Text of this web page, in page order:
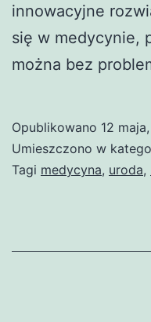
innowacyjne
się w medycynie,
można bez
Opublikowano 12
Umieszczono w
Tagi medycyna, uroda,